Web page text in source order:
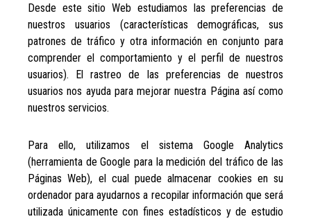
Desde este sitio Web estudiamos las preferencias de
nuestros usuarios (características demográficas, sus
patrones de tráfico y otra información en conjunto para
comprender el comportamiento y el perfil de nuestros
usuarios). El rastreo de las preferencias de nuestros
usuarios nos ayuda para mejorar nuestra Página así como
nuestros servicios.
Para ello, utilizamos el sistema Google Analytics
(herramienta de Google para la medición del tráfico de las
Páginas Web), el cual puede almacenar cookies en su
ordenador para ayudarnos a recopilar información que será
utilizada únicamente con fines estadísticos y de estudio